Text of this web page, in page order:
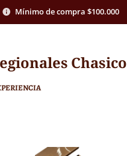
Mínimo de compra $100.000
Chasico